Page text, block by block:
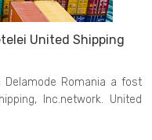
United Shipping
Romania a fost
Inc.network. United